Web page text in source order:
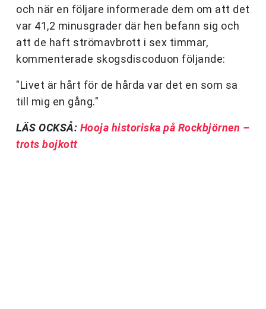
och när en följare informerade dem om att det
var 41,2 minusgrader där hen befann sig och
att de haft strömavbrott i sex timmar,
kommenterade skogsdiscoduon följande:
"Livet är hårt för de hårda var det en som sa
till mig en gång."
LÄS OCKSÅ: Hooja historiska på Rockbjörnen –
trots bojkott